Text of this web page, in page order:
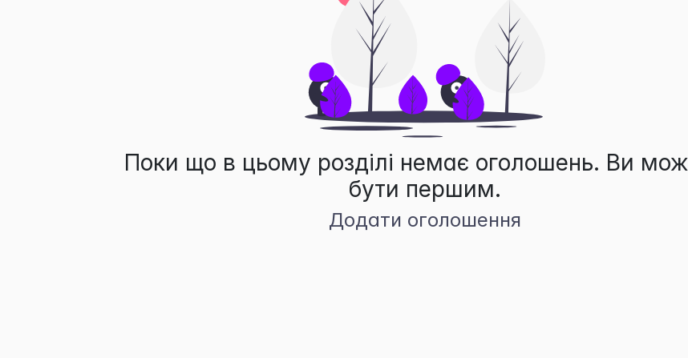
Поки що в цьому розділі немає оголошень. Ви
бути першим.
Додати оголошення